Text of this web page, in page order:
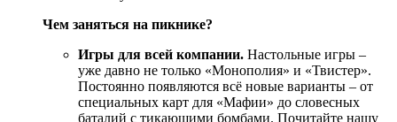
Чем заняться на пикнике?
Игры для всей компании. Настольные игры –
уже давно не только «Монополия» и «Твистер».
Постоянно появляются всё новые варианты – от
специальных карт для «Мафии» до словесных
баталий с тикающими бомбами. Почитайте нашу